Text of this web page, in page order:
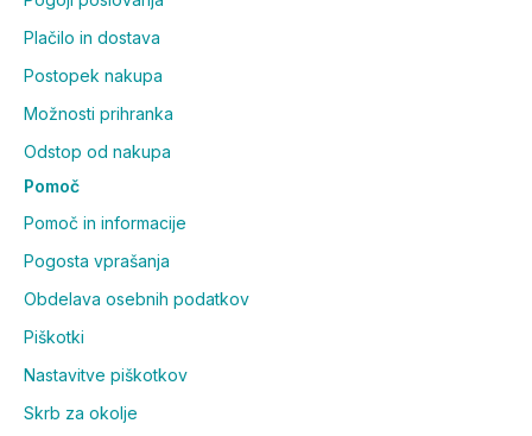
Plačilo in dostava
Postopek nakupa
Možnosti prihranka
Odstop od nakupa
Pomoč
Pomoč in informacije
Pogosta vprašanja
Obdelava osebnih podatkov
Piškotki
Nastavitve piškotkov
Skrb za okolje